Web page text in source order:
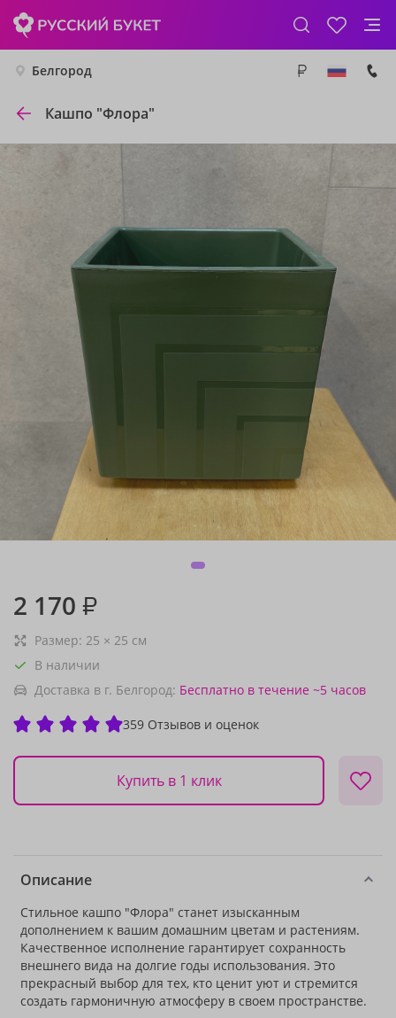
Белгород
Кашпо "Флора"
2 170 ₽
Размер: 25 × 25 см
В наличии
Доставка в г. Белгород: Бесплатно в течение ~5 часов
359 Отзывов и оценок
Купить в 1 клик
Описание
Стильное кашпо "Флора" станет изысканным
дополнением к вашим домашним цветам и растениям.
Качественное исполнение гарантирует сохранность
внешнего вида на долгие годы использования. Это
прекрасный выбор для тех, кто ценит уют и стремится
создать гармоничную атмосферу в своем пространстве.